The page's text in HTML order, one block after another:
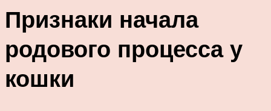
Признаки начала
родового процесса у
кошки